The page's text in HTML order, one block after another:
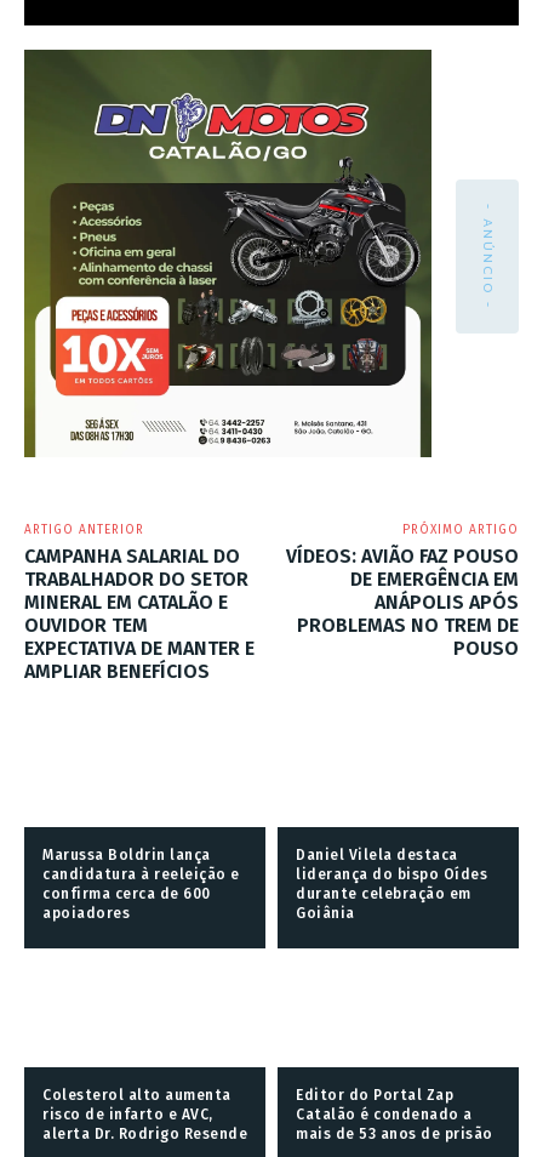
- ANÚNCIO -
ARTIGO ANTERIOR
CAMPANHA SALARIAL DO
TRABALHADOR DO SETOR
MINERAL EM CATALÃO E
OUVIDOR TEM
EXPECTATIVA DE MANTER E
AMPLIAR BENEFÍCIOS
PRÓXIMO ARTIGO
VÍDEOS: AVIÃO FAZ POUSO
DE EMERGÊNCIA EM
ANÁPOLIS APÓS
PROBLEMAS NO TREM DE
POUSO
Marussa Boldrin lança
candidatura à reeleição e
confirma cerca de 600
apoiadores
Daniel Vilela destaca
liderança do bispo Oídes
durante celebração em
Goiânia
Colesterol alto aumenta
risco de infarto e AVC,
alerta Dr. Rodrigo Resende
Editor do Portal Zap
Catalão é condenado a
mais de 53 anos de prisão